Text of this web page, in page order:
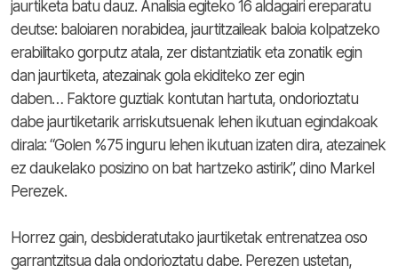
jaurtiketa batu dauz. Analisia egiteko 16 aldagairi ereparatu
deutse: baloiaren norabidea, jaurtitzaileak baloia kolpatzeko
erabilitako gorputz atala, zer distantziatik eta zonatik egin
dan jaurtiketa, atezainak gola ekiditeko zer egin
daben… Faktore guztiak kontutan hartuta, ondorioztatu
dabe jaurtiketarik arriskutsuenak lehen ikutuan egindakoak
dirala: “Golen %75 inguru lehen ikutuan izaten dira, atezainek
ez daukelako posizino on bat hartzeko astirik”, dino Markel
Perezek.
Horrez gain, desbideratutako jaurtiketak entrenatzea oso
garrantzitsua dala ondorioztatu dabe. Perezen ustetan,